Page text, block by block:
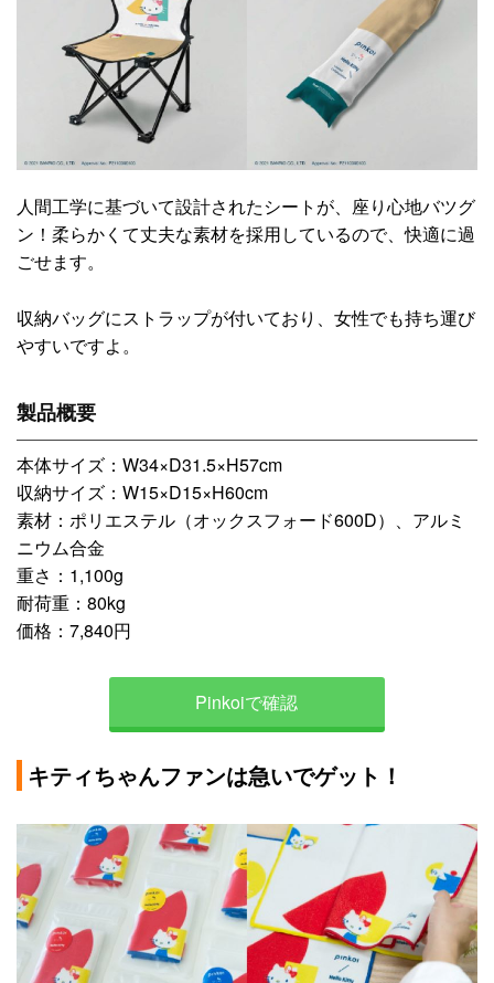
人間工学に基づいて設計されたシートが、座り心地バツグ
ン！柔らかくて丈夫な素材を採用しているので、快適に過
ごせます。
収納バッグにストラップが付いており、女性でも持ち運び
やすいですよ。
製品概要
本体サイズ：W34×D31.5×H57cm
収納サイズ：W15×D15×H60cm
素材：ポリエステル（オックスフォード600D）、アルミ
ニウム合金
重さ：1,100g
耐荷重：80kg
価格：7,840円
Pinkoiで確認
キティちゃんファンは急いでゲット！